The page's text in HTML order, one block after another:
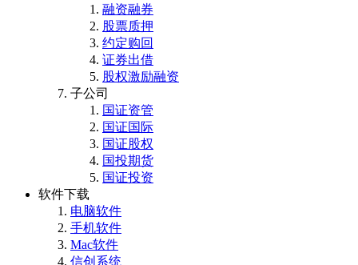
融资融券
股票质押
约定购回
证券出借
股权激励融资
子公司
国证资管
国证国际
国证股权
国投期货
国证投资
软件下载
电脑软件
手机软件
Mac软件
信创系统